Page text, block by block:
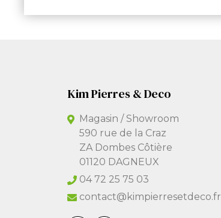
Kim Pierres & Deco
Magasin / Showroom
590 rue de la Craz
ZA Dombes Côtière
01120 DAGNEUX
04 72 25 75 03
contact@kimpierresetdeco.fr